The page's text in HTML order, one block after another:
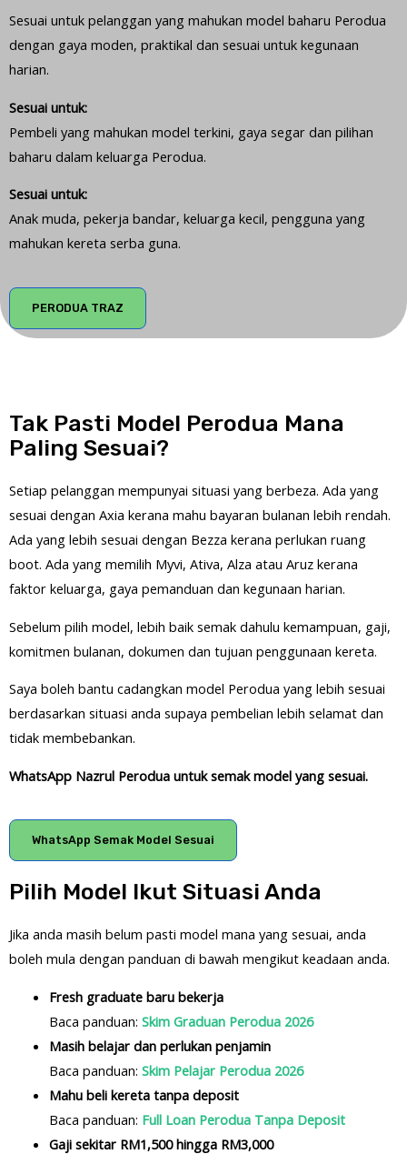
Sesuai untuk pelanggan yang mahukan model baharu Perodua
dengan gaya moden, praktikal dan sesuai untuk kegunaan
harian.
Sesuai untuk:
Pembeli yang mahukan model terkini, gaya segar dan pilihan
baharu dalam keluarga Perodua.
Sesuai untuk:
Anak muda, pekerja bandar, keluarga kecil, pengguna yang
mahukan kereta serba guna.
PERODUA TRAZ
Tak Pasti Model Perodua Mana
Paling Sesuai?
Setiap pelanggan mempunyai situasi yang berbeza. Ada yang
sesuai dengan Axia kerana mahu bayaran bulanan lebih rendah.
Ada yang lebih sesuai dengan Bezza kerana perlukan ruang
boot. Ada yang memilih Myvi, Ativa, Alza atau Aruz kerana
faktor keluarga, gaya pemanduan dan kegunaan harian.
Sebelum pilih model, lebih baik semak dahulu kemampuan, gaji,
komitmen bulanan, dokumen dan tujuan penggunaan kereta.
Saya boleh bantu cadangkan model Perodua yang lebih sesuai
berdasarkan situasi anda supaya pembelian lebih selamat dan
tidak membebankan.
WhatsApp Nazrul Perodua untuk semak model yang sesuai.
WhatsApp Semak Model Sesuai
Pilih Model Ikut Situasi Anda
Jika anda masih belum pasti model mana yang sesuai, anda
boleh mula dengan panduan di bawah mengikut keadaan anda.
Fresh graduate baru bekerja
Baca panduan: Skim Graduan Perodua 2026
Masih belajar dan perlukan penjamin
Baca panduan: Skim Pelajar Perodua 2026
Mahu beli kereta tanpa deposit
Baca panduan: Full Loan Perodua Tanpa Deposit
Gaji sekitar RM1,500 hingga RM3,000